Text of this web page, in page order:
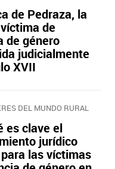
de Pedraza, la
de
de género
judicialmente
XVII
DEL MUNDO RURAL
es clave el
jurídico
las víctimas